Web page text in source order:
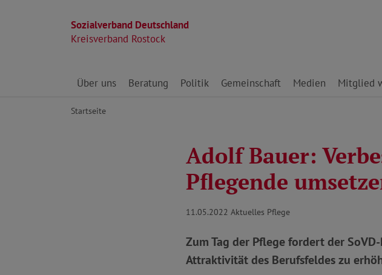
Sozialverband Deutschland
Kreisverband Rostock
Direkt zu den Inhalten springen
Über uns Beratung Politik Gemeinschaft Medien Mitglied
Startseite
Adolf Bauer:
Pflegende
11.05.2022 Aktuelles Pflege
Zum Tag der Pflege fordert der
Attraktivität des Berufsfeldes zu